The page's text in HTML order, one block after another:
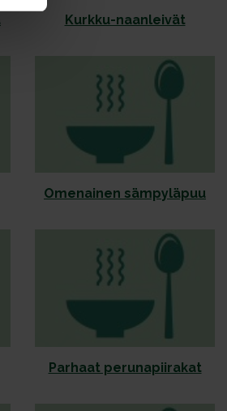
Kurkku-naanleivät
Omenainen sämpyläpuu
Parhaat perunapiirakat